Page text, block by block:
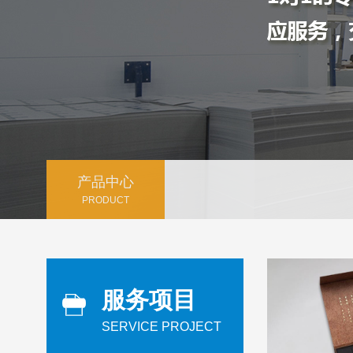
产品中心
PRODUCT
服务项目
SERVICE PROJECT